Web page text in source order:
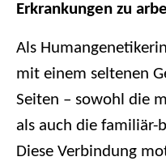
Erkrankungen zu
Als
mit einem seltenen
Seiten – sowohl die
als auch die familiär-
Diese Verbindung